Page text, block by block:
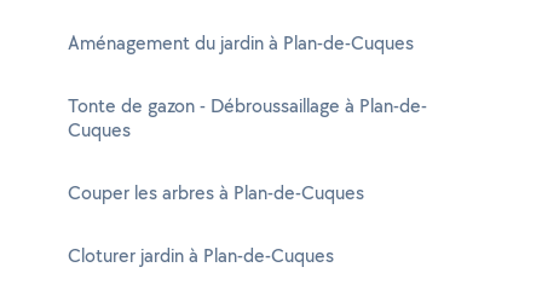
Aménagement du jardin à Plan-de-Cuques
Tonte de gazon - Débroussaillage à Plan-de-
Cuques
Couper les arbres à Plan-de-Cuques
Cloturer jardin à Plan-de-Cuques